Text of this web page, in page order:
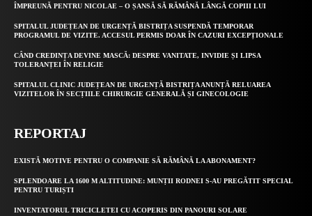
ÎMPREUNĂ PENTRU NICOLAE – O ȘANSĂ SĂ RĂMÂNĂ LÂNGĂ COPIII LUI
SPITALUL JUDEȚEAN DE URGENȚĂ BISTRIȚA SUSPENDĂ TEMPORAR
PROGRAMUL DE VIZITE. ACCESUL PERMIS DOAR ÎN CAZURI EXCEPȚIONALE
CÂND CREDINȚA DEVINE MASCĂ: DESPRE VANITATE, INVIDIE ȘI LIPSA
TOLERANȚEI ÎN RELIGIE
SPITALUL CLINIC JUDEȚEAN DE URGENȚĂ BISTRIȚA ANUNȚĂ RELUAREA
VIZITELOR ÎN SECȚIILE CHIRURGIE GENERALĂ ȘI GINECOLOGIE
REPORTAJ
EXISTĂ MOTIVE PENTRU O COMPANIE SĂ RĂMÂNĂ LA ABONAMENT?
SPLENDOARE LA 1600 M ALTITUDINE: MUNȚII RODNEI S-AU PREGĂTIT SPECIAL
PENTRU TURIȘTI
INVENTATORUL TRICICLETEI CU ACOPERIS DIN PANOURI SOLARE